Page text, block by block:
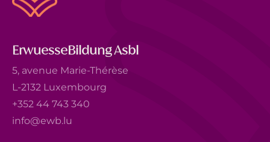
ErwuesseBildung Asbl
5, avenue Marie-Thérèse
L-2132 Luxembourg
+352 44 743 340
info@ewb.lu